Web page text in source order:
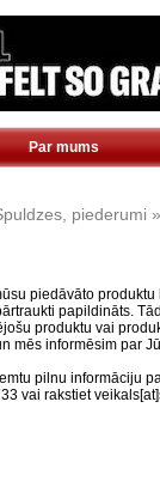
Par mums
piederumi »
piedāvāto
papildināts.
produktu vai
mēs informēsim par
pilnu informāciju
vai rakstiet